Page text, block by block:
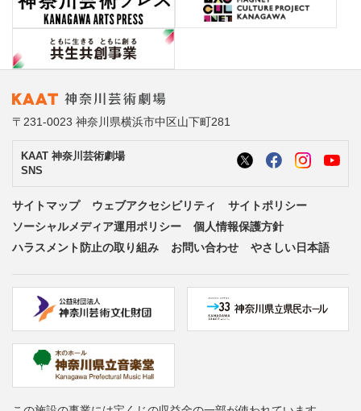
〒231-0023 神奈川県横浜市中区山下町281
KAAT 神奈川芸術劇場
SNS
サイトマップ ウェブアクセシビリティ
サイトポリシー
ソーシャルメディア運用ポリシー
個人情報保護方針
ハラスメント防止の取り組み
お問い合わせ やさしい日本語